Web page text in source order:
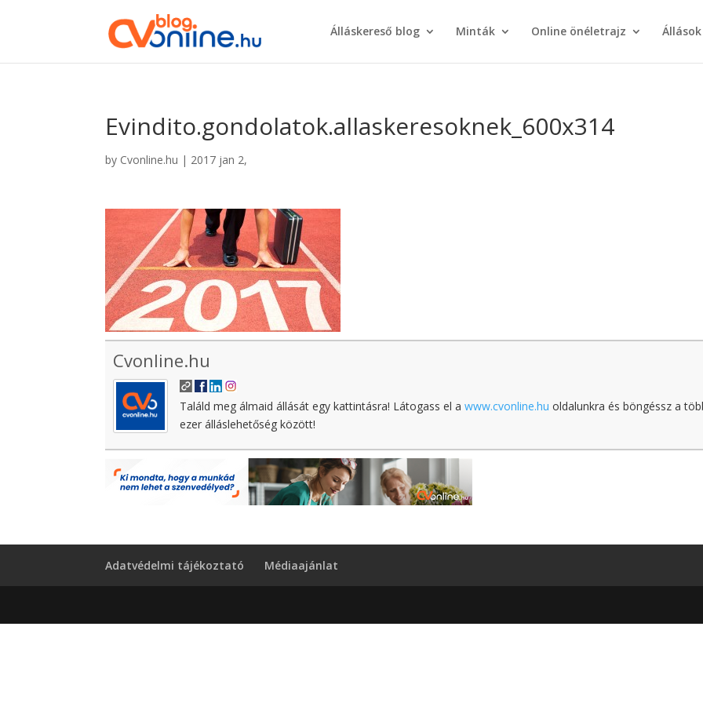
Álláskereső blog Minták Online önéletrajz Állások
Evindito.gondolatok.allaskeresoknek_600x314
by Cvonline.hu | 2017 jan 2,
Cvonline.hu
Találd meg álmaid állását egy kattintásra! Látogass el awww.cvonline.hu oldalunkra és böngéssz a
ezer álláslehetőség között!
Adatvédelmi tájékoztató Médiaajánlat